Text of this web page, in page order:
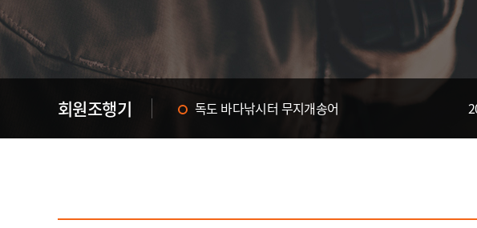
회원조행기
한여름의 화이팅! 독도 바다낚시터에서~
독도 바다낚시터 무지개송어